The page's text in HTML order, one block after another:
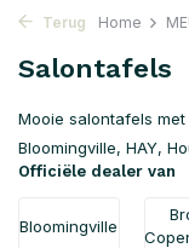
Terug Home
Salontafels
Mooie salontafels
Bloomingville, HAY,
Officiële dealer van
Bloomingville